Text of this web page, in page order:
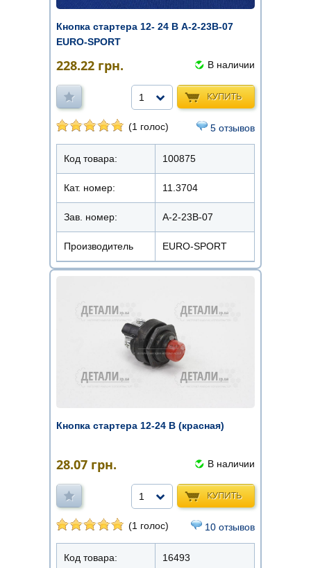
Кнопка стартера 12- 24 В А-2-23В-07
EURO-SPORT
228.22 грн. В наличии
КУПИТЬ
1
(1 голос) 5 отзывов
Код товара: 100875
Кат. номер: 11.3704
Зав. номер: А-2-23В-07
Производитель EURO-SPORT
Кнопка стартера 12-24 В (красная)
28.07 грн. В наличии
КУПИТЬ
1
(1 голос) 10 отзывов
Код товара: 16493